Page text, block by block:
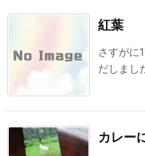
紅葉
さすがに
だしまし
カレー